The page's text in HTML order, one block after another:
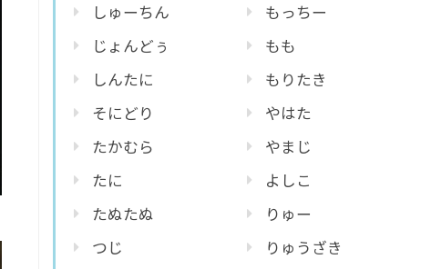
しゅーちん
じょんどぅ
しんたに
そにどり
たかむら
たに
たぬたぬ
つじ
もっちー
もも
もりたき
やはた
やまじ
よしこ
りゅー
りゅうざき